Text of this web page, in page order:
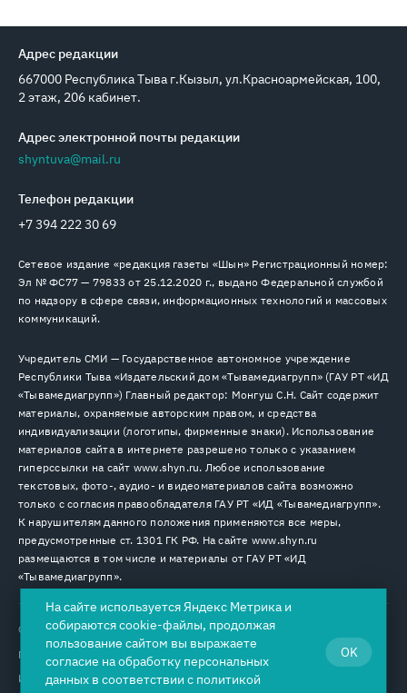
Адрес редакции
667000 Республика Тыва г.Кызыл, ул.Красноармейская, 100,
2 этаж, 206 кабинет.
Адрес электронной почты редакции
shyntuva@mail.ru
Телефон редакции
+7 394 222 30 69
Сетевое издание «редакция газеты «Шын» Регистрационный номер:
Эл № ФС77 — 79833 от 25.12.2020 г., выдано Федеральной службой
по надзору в сфере связи, информационных технологий и массовых
коммуникаций.
Учредитель СМИ — Государственное автономное учреждение
Республики Тыва «Издательский дом «Тывамедиагрупп» (ГАУ РТ «ИД
«Тывамедиагрупп») Главный редактор: Монгуш С.Н. Сайт содержит
материалы, охраняемые авторским правом, и средства
индивидуализации (логотипы, фирменные знаки). Использование
материалов сайта в интернете разрешено только с указанием
гиперссылки на сайт www.shyn.ru. Любое использование
текстовых, фото-, аудио- и видеоматериалов сайта возможно
только с согласия правообладателя ГАУ РТ «ИД «Тывамедиагрупп».
К нарушителям данного положения применяются все меры,
предусмотренные ст. 1301 ГК РФ. На сайте www.shyn.ru
размещаются в том числе и материалы от ГАУ РТ «ИД
«Тывамедиагрупп».
© 2026. Все права защищены.
12+
Пользовательское соглашение
Использование cookie-файлов
На сайте используется Яндекс Метрика и
собираются cookie-файлы, продолжая
пользование сайтом вы выражаете
согласие наобработку персональных
данных в соответствии с политикой
OK